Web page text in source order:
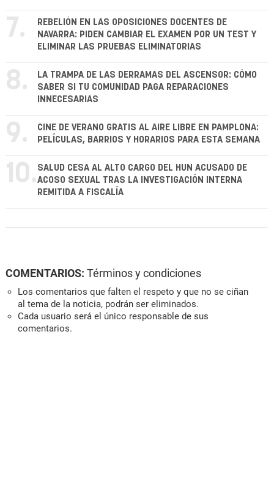
7.
REBELIÓN EN LAS OPOSICIONES DOCENTES DE
NAVARRA: PIDEN CAMBIAR EL EXAMEN POR UN TEST Y
ELIMINAR LAS PRUEBAS ELIMINATORIAS
8.
LA TRAMPA DE LAS DERRAMAS DEL ASCENSOR: CÓMO
SABER SI TU COMUNIDAD PAGA REPARACIONES
INNECESARIAS
9.
CINE DE VERANO GRATIS AL AIRE LIBRE EN PAMPLONA:
PELÍCULAS, BARRIOS Y HORARIOS PARA ESTA SEMANA
10. SALUD CESA AL ALTO CARGO DEL HUN ACUSADO DE
ACOSO SEXUAL TRAS LA INVESTIGACIÓN INTERNA
REMITIDA A FISCALÍA
COMENTARIOS: Términos y condiciones
Los comentarios que falten el respeto y que no se ciñan
al tema de la noticia, podrán ser eliminados.
Cada usuario será el único responsable de sus
comentarios.